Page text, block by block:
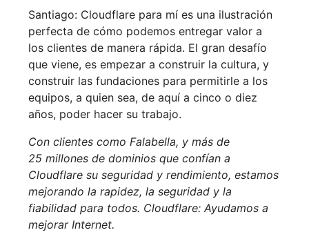
Santiago: Cloudflare para mí es una ilustración
perfecta de cómo podemos entregar valor a
los clientes de manera rápida. El gran desafío
que viene, es empezar a construir la cultura, y
construir las fundaciones para permitirle a los
equipos, a quien sea, de aquí a cinco o diez
años, poder hacer su trabajo.
Con clientes como Falabella, y más de
25 millones de dominios que confían a
Cloudflare su seguridad y rendimiento, estamos
mejorando la rapidez, la seguridad y la
fiabilidad para todos. Cloudflare: Ayudamos a
mejorar Internet.